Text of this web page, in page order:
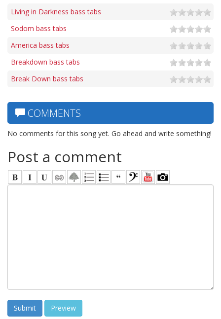
Living in Darkness bass tabs
Sodom bass tabs
America bass tabs
Breakdown bass tabs
Break Down bass tabs
COMMENTS
No comments for this song yet. Go ahead and write something!
Post a comment